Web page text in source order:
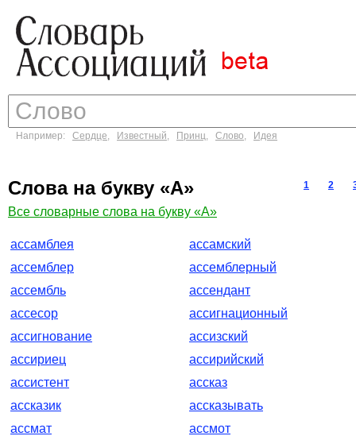
Например: Сердце, Известный, Принц, Слово, Идея
Слова на букву «А» 1 2
Все словарные слова на букву «А»
ассамблея
ассамский
ассемблер
ассемблерный
ассембль
ассендант
ассесор
ассигнационный
ассигнование
ассизский
ассириец
ассирийский
ассистент
ассказ
ассказик
ассказывать
ассмат
ассмот